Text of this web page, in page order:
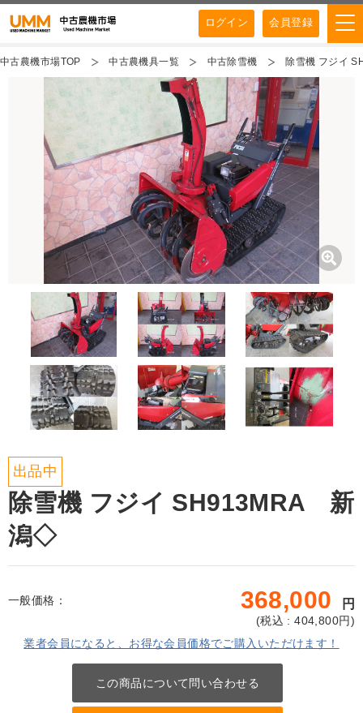
ログイン 会員登録
中古農機市場TOP 中古農機具一覧 中古除雪機 除雪機 フジイ
出品中
除雪機 フジイ SH913MRA 新
潟◇
一般価格： 368,000 円
(税込 : 404,800円)
業者会員になると、お得な会員価格でご購入いただけます！
この商品について問い合わせる